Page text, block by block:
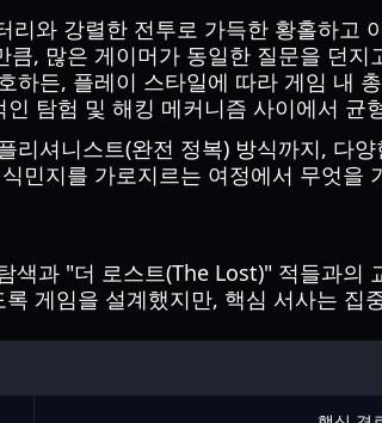
와 강렬한 전투로 가득한 황홀하고
, 많은 게이머가 동일한 질문을 던지
든, 플레이 스타일에 따라 게임 내
탐험 및 해킹 메커니즘 사이에서 균
셔니스트(완전 정복) 방식까지, 다
민지를 가로지르는 여정에서 무엇을
과 "더 로스트(The Lost)" 적들과의
게임을 설계했지만, 핵심 서사는 집